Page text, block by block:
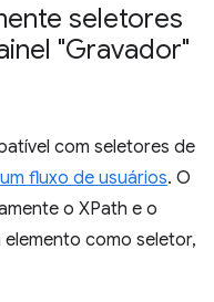
seletores
"Gravador"
com seletores de
fluxo de usuários. O
o XPath e o
como seletor,